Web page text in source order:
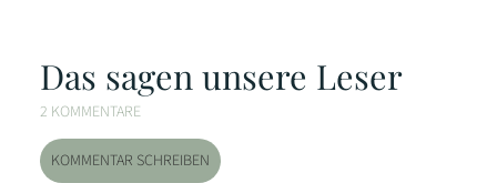
Das sagen unsere Leser
2 KOMMENTARE
KOMMENTAR SCHREIBEN